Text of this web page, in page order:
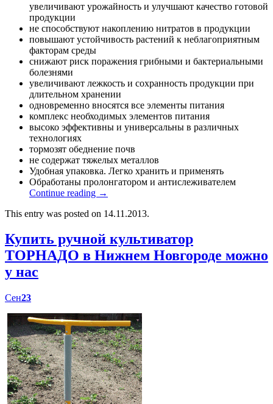
увеличивают урожайность и улучшают качество готовой
продукции
не способствуют накоплению нитратов в продукции
повышают устойчивость растений к неблагоприятным
факторам среды
снижают риск поражения грибными и бактериальными
болезнями
увеличивают лежкость и сохранность продукции при
длительном хранении
одновременно вносятся все элементы питания
комплекс необходимых элементов питания
высоко эффективны и универсальны в различных
технологиях
тормозят обеднение почв
не содержат тяжелых металлов
Удобная упаковка. Легко хранить и применять
Обработаны пролонгатором и антислеживателем
Continue reading →
This entry was posted on 14.11.2013.
Купить ручной культиватор
ТОРНАДО в Нижнем Новгороде можно
у нас
Сен23